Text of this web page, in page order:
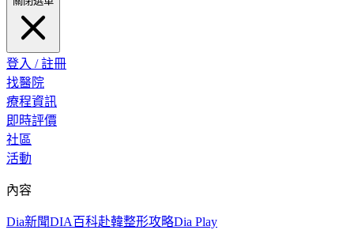
登入 / 註冊
找醫院
療程資訊
即時評價
社區
活動
內容
Dia新聞DIA百科赴韓整形攻略Dia Play